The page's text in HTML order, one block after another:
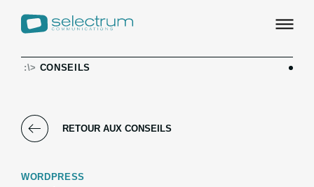
:\> CONSEILS
RETOUR AUX CONSEILS
WORDPRESS